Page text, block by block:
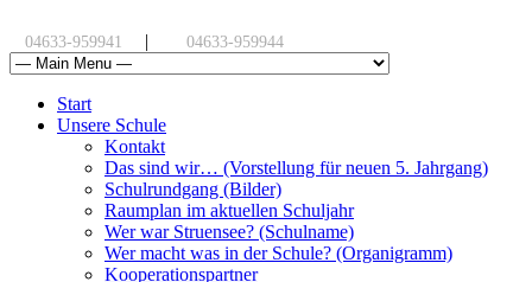
04633-959941 | 04633-959944
Start
Unsere Schule
Kontakt
Das sind wir… (Vorstellung für neuen 5. Jahrgang)
Schulrundgang (Bilder)
Raumplan im aktuellen Schuljahr
Wer war Struensee? (Schulname)
Wer macht was in der Schule? (Organigramm)
Kooperationspartner